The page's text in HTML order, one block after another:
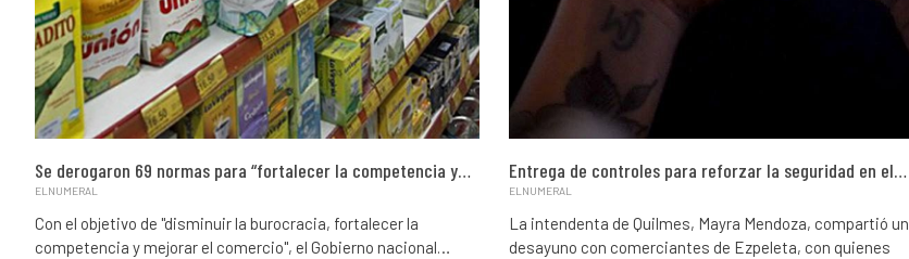
Se derogaron 69 normas para “fortalecer la competencia y…
ELNUMERAL
Con el objetivo de "disminuir la burocracia, fortalecer la
competencia y mejorar el comercio", el Gobierno nacional…
Entrega de controles para reforzar la seguridad en el…
ELNUMERAL
La intendenta de Quilmes, Mayra Mendoza, compartió un
desayuno con comerciantes de Ezpeleta, con quienes